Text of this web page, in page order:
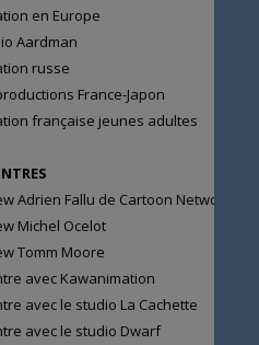
en Europe
Aardman
russe
France-Japon
française jeunes adultes
Adrien Fallu de Cartoon Network
Michel Ocelot
Tomm Moore
avec Kawanimation
avec le studio La Cachette
avec le studio Dwarf